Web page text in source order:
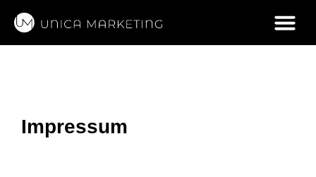
Impressum